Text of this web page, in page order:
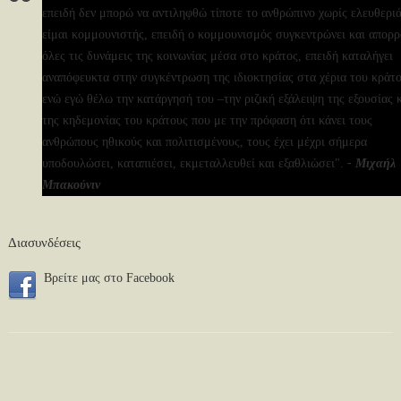
επειδή δεν μπορώ να αντιληφθώ τίποτε το ανθρώπινο χωρίς
είμαι κομμουνιστής, επειδή ο κομμουνισμός συγκεντρώνει και
όλες τις δυνάμεις της κοινωνίας μέσα στο κράτος, επειδή καταλήγει
αναπόφευκτα στην συγκέντρωση της ιδιοκτησίας στα χέρια του
ενώ εγώ θέλω την κατάργησή του –την ριζική εξάλειψη της εξουσίας
της κηδεμονίας του κράτους που με την πρόφαση ότι κάνει τους
ανθρώπους ηθικούς και πολιτισμένους, τους έχει μέχρι σήμερα
υποδουλώσει, καταπιέσει, εκμεταλλευθεί και εξαθλιώσει". - Μιχαήλ
Μπακούνιν
Διασυνδέσεις
Bρείτε μας στο Facebook